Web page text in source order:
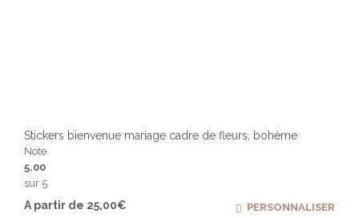
Stickers bienvenue mariage cadre de fleurs, bohème
Note
5.00
sur 5
A partir de 25,00€ PERSONNALISER